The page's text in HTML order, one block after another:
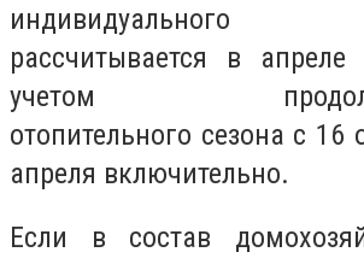
индивидуального
рассчитывается в
учетом
отопительного сезона с 16
апреля включительно.
Если в состав